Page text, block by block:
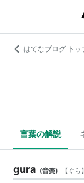
はてなブログ トッ
言葉の解説
gura (音楽) 【 ぐら】